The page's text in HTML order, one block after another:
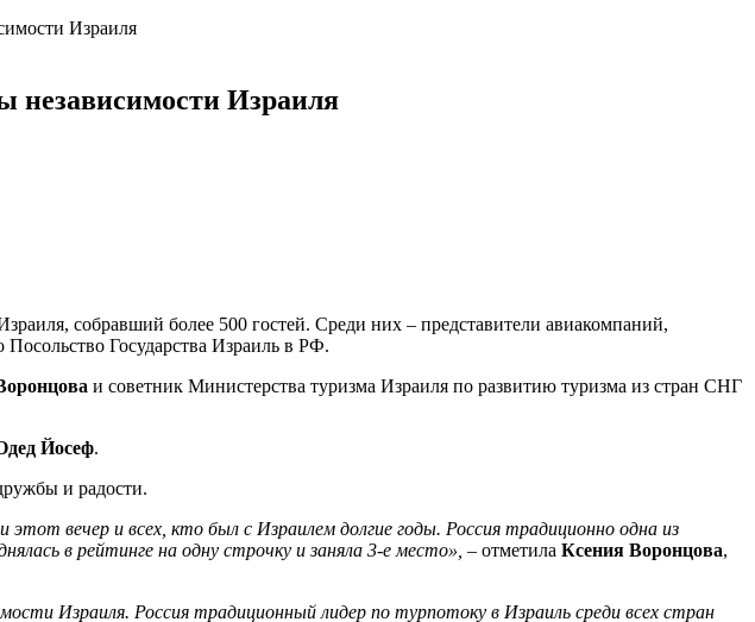
Израиля
независимости Израиля
собравший более 500 гостей. Среди них – представители авиакомпаний,
Государства Израиль в РФ.
и советник Министерства туризма Израиля по развитию туризма из стран СНГ
Йосеф.
и радости.
этот вечер и всех, кто был с Израилем долгие годы. Россия традиционно одна из
в рейтинге на одну строчку и заняла 3-е место», – отметила Ксения Воронцова,
Израиля. Россия традиционный лидер по турпотоку в Израиль среди всех стран